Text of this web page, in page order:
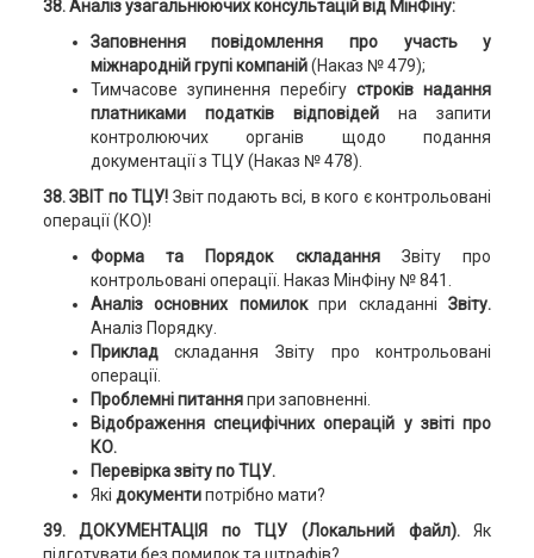
38. Аналіз узагальнюючих консультацій від МінФіну:
Заповнення повідомлення про участь у
міжнародній групі компаній(Наказ № 479);
Тимчасове зупинення перебігустроків надання
платниками податків відповідейна запити
контролюючих органів щодо подання
документації з ТЦУ (Наказ № 478).
38. ЗВІТ по ТЦУ! Звіт подають всі, в кого є контрольовані
операції (КО)!
Форма та Порядок складання Звіту про
контрольовані операції. Наказ МінФіну № 841.
Аналіз основних помилокпри складанні Звіту.
Аналіз Порядку.
Прикладскладання Звіту про контрольовані
операції.
Проблемні питанняпри заповненні.
Відображення специфічних операцій у звіті про
КО.
Перевірка звіту по ТЦУ.
Які документипотрібно мати?
39. ДОКУМЕНТАЦІЯ по ТЦУ (Локальний файл).Як